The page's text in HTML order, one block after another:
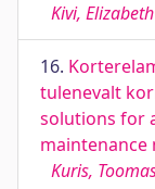
Kivi, Elizabeth
16.
tulenevalt
solutions for
maintenance
Kuris,